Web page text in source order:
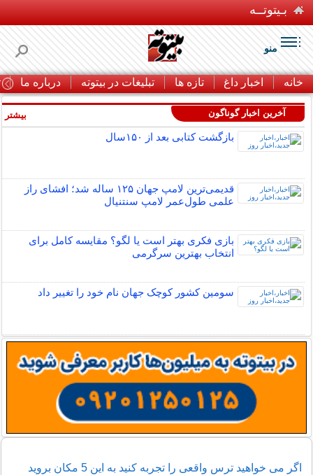
بـیتوتــه
منو
خانه اخبار داغ تازه ها تبلیغات در بیتوته درباره ما
آخرین اخبار گوناگون
بازگشت کتابی بعد از ۱۵۰سال
قدیمی‌ترین لامپ جهان ۱۲۵ ساله شد؛ افشای راز
علمی طول‌عمر لامپ سنتنیال
بازی فکری بهتر است یا لگو؟ مقایسه کامل برای
انتخاب بهترین سرگرمی
سومین کشور کوچک جهان نام خود را تغییر داد
بیشتر
اگر می خواهید ترس واقعی را تجربه کنید به این 5 مکان بروید